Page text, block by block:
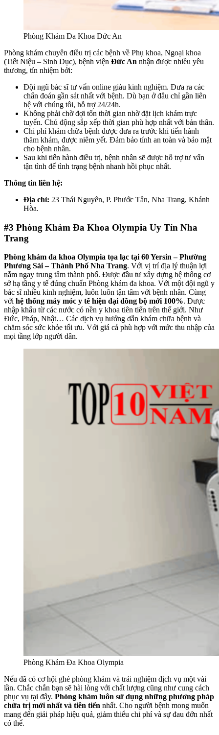
Phòng Khám Đa Khoa Đức An
Phòng khám chuyên điều trị các bệnh về Phụ khoa, Ngoại khoa
(Tiết Niệu – Sinh Dục), bệnh viện Đức An nhận được nhiều yêu
thương, tín nhiệm bởi:
Đội ngũ bác sĩ tư vấn online giàu kinh nghiệm. Đưa ra các
chẩn đoán gần sát nhất với bệnh. Dù bạn ở đâu chỉ gần liên
hệ với chúng tôi, hỗ trợ 24/24h.
Không phải chờ đợi tốn thời gian nhờ đặt lịch khám trực
tuyến. Chủ động sắp xếp thời gian phù hợp nhất với bản thân.
Chi phí khám chữa bệnh được đưa ra trước khi tiến hành
thăm khám, được niêm yết. Đảm bảo tính an toàn và bảo mật
cho bệnh nhân.
Sau khi tiến hành điều trị, bệnh nhân sẽ được hỗ trợ tư vấn
tận tình để tình trạng bệnh nhanh hồi phục nhất.
Thông tin liên hệ:
Địa chỉ: 23 Thái Nguyên, P. Phước Tân, Nha Trang, Khánh
Hòa.
#3 Phòng Khám Đa Khoa Olympia Uy Tín Nha
Trang
Phòng khám đa khoa Olympia tọa lạc tại 60 Yersin – Phường
Phương Sài – Thành Phố Nha Trang. Với vị trí địa lý thuận lợi
nằm ngay trung tâm thành phố. Được đầu tư xây dựng hệ thống cơ
sở hạ tầng y tế đúng chuẩn Phòng khám đa khoa. Với một đội ngũ y
bác sĩ nhiều kinh nghiệm, luôn luôn tận tâm với bệnh nhân. Cùng
với hệ thống máy móc y tế hiện đại đồng bộ mới 100%. Được
nhập khẩu từ các nước có nền y khoa tiên tiến trên thế giới. Như
Đức, Pháp, Nhật… Các dịch vụ hướng dẫn khám chữa bệnh và
chăm sóc sức khỏe tối ưu. Với giá cả phù hợp với mức thu nhập của
mọi tầng lớp người dân.
Phòng Khám Đa Khoa Olympia
Nếu đã có cơ hội ghé phòng khám và trải nghiệm dịch vụ một vài
lần. Chắc chắn bạn sẽ hài lòng với chất lượng cũng như cung cách
phục vụ tại đây. Phòng khám luôn sử dụng những phương pháp
chữa trị mới nhất và tiên tiến nhất. Cho người bệnh mong muốn
mang đến giải pháp hiệu quả, giảm thiểu chi phí và sự đau đớn nhất
có thể.